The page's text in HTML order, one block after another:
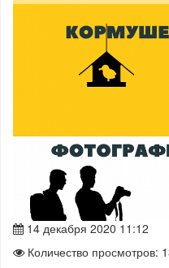
14 декабря 2020 11:12
Количество просмотров: